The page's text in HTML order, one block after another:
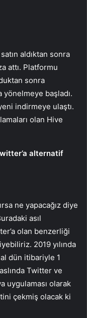
aldıktan sonra
attı. Platformu
sonra
yönelmeye başladı.
indirmeye ulaştı.
olan Hive
alternatif
ne yapacağız diye
asıl
olan benzerliği
2019 yılında
dün itibariyle 1
Twitter ve
uygulaması olarak
çekmiş olacak ki